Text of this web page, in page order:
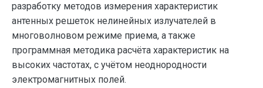
разработку методов измерения характеристик
антенных решеток нелинейных излучателей в
многоволновом режиме приема, а также
программная методика расчёта характеристик на
высоких частотах, с учётом неоднородности
электромагнитных полей.